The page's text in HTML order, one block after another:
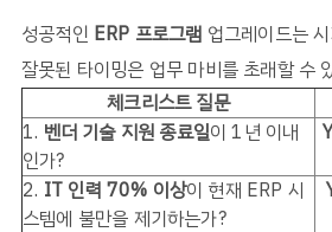
성공적인 ERP 프로그램 업그레이드는
잘못된 타이밍은 업무 마비를 초래할 수
체크리스트 질문
1. 벤더 기술 지원 종료일이 1년 이내
인가?
2. IT 인력 70% 이상이 현재 ERP 시
스템에 불만을 제기하는가?